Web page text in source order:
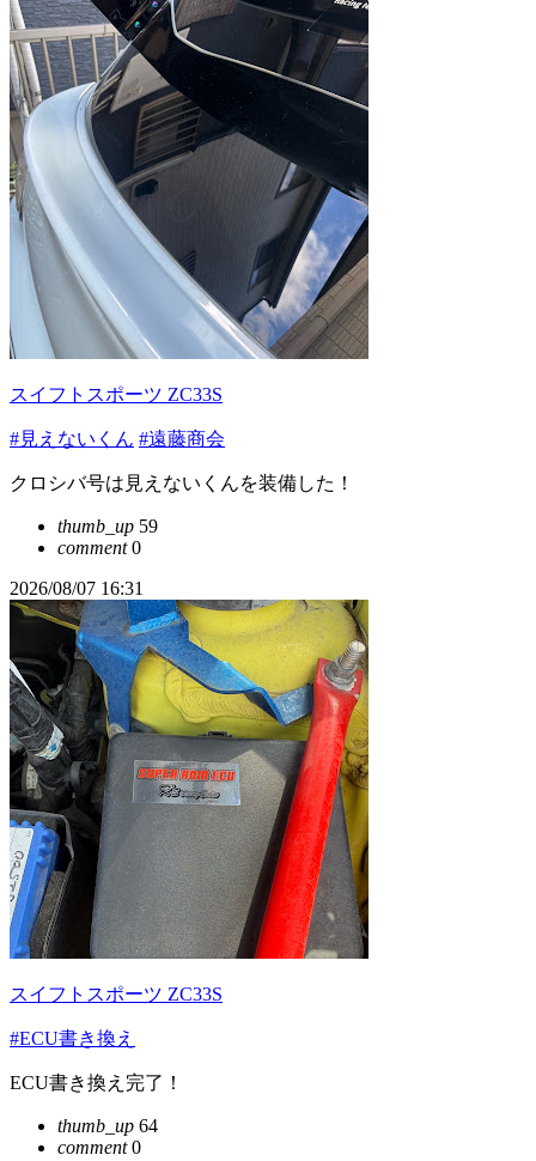
スイフトスポーツ ZC33S
#見えないくん #遠藤商会
クロシバ号は見えないくんを装備した！
thumb_up 59
comment0
2026/08/07 16:31
スイフトスポーツ ZC33S
#ECU書き換え
ECU書き換え完了！
thumb_up 64
comment0